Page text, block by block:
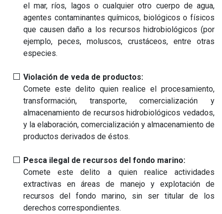
el mar, ríos, lagos o cualquier otro cuerpo de agua,
agentes contaminantes químicos, biológicos o físicos
que causen daño a los recursos hidrobiológicos (por
ejemplo, peces, moluscos, crustáceos, entre otras
especies.
Violación de veda de productos:
Comete este delito quien realice el procesamiento,
transformación, transporte, comercialización y
almacenamiento de recursos hidrobiológicos vedados,
y la elaboración, comercialización y almacenamiento de
productos derivados de éstos.
Pesca ilegal de recursos del fondo marino:
Comete este delito a quien realice actividades
extractivas en áreas de manejo y explotación de
recursos del fondo marino, sin ser titular de los
derechos correspondientes.